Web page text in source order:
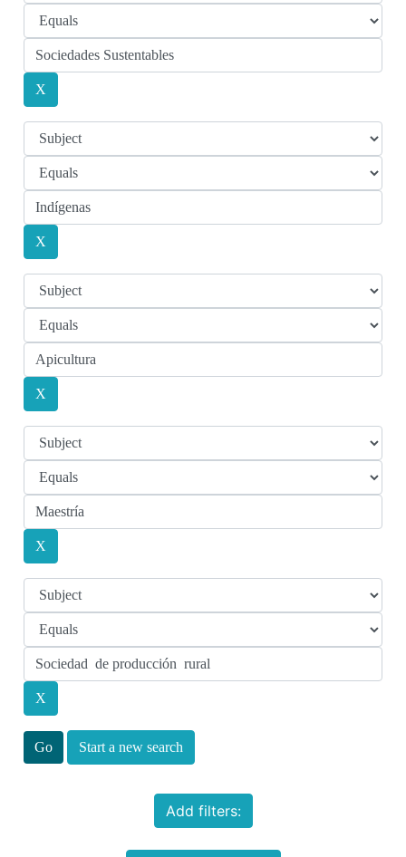
Start a new search
Add filters: